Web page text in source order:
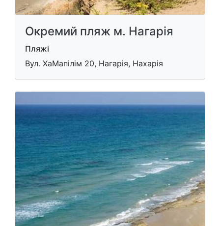
Окремий пляж м. Нагарія
Пляжі
Вул. ХаМапілім 20, Нагарія, Нахарія